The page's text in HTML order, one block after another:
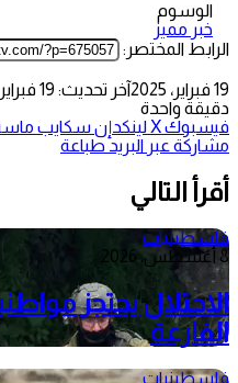
الوسوم
خبر مميز
الرابط المختصر:
19 فبراير، 2025
آخر تحديث: 19 فبراير، 2025
دقيقة واحدة
فيسبوك‫Xلينكدإن سكايب
مشاركة عبر البريد طباعة
أقرأ التالي
فلسطينيات
8 أغسطس، 2026
الاحتلال يحتجز
الفارعة
فلسطينيات